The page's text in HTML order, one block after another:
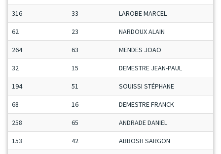
316 33 LAROBE MARCEL
62 23 NARDOUX ALAIN
264 63 MENDES JOAO
32 15 DEMESTRE JEAN-PAUL
194 51 SOUISSI STÉPHANE
68 16 DEMESTRE FRANCK
258 65 ANDRADE DANIEL
153 42 ABBOSH SARGON